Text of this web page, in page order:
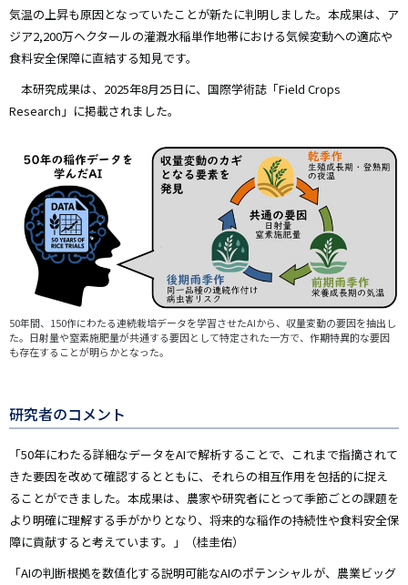
気温の上昇も原因となっていたことが新たに判明しました。本成果は、ア
ジア2,200万ヘクタールの灌漑水稲単作地帯における気候変動への適応や
食料安全保障に直結する知見です。
本研究成果は、2025年8月25日に、国際学術誌「Field Crops
Research」に掲載されました。
50年間、150作にわたる連続栽培データを学習させたAIから、収量変動の要因を抽出し
た。日射量や窒素施肥量が共通する要因として特定された一方で、作期特異的な要因
も存在することが明らかとなった。
研究者のコメント
「50年にわたる詳細なデータをAIで解析することで、これまで指摘されて
きた要因を改めて確認するとともに、それらの相互作用を包括的に捉え
ることができました。本成果は、農家や研究者にとって季節ごとの課題を
より明確に理解する手がかりとなり、将来的な稲作の持続性や食料安全保
障に貢献すると考えています。」（桂圭佑）
「AIの判断根拠を数値化する説明可能なAIのポテンシャルが、農業ビッグ